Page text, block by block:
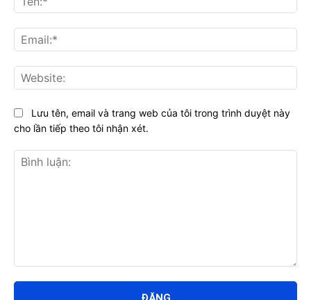
luận:
Lưu tên, email và trang web của tôi trong trình duyệt này
cho lần tiếp theo tôi nhận xét.